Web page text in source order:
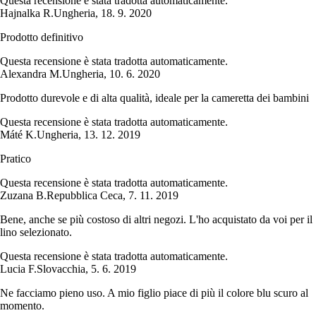
Hajnalka R.Ungheria, 18. 9. 2020
Prodotto definitivo
Questa recensione è stata tradotta automaticamente.
Alexandra M.Ungheria, 10. 6. 2020
Prodotto durevole e di alta qualità, ideale per la cameretta dei bambini
Questa recensione è stata tradotta automaticamente.
Máté K.Ungheria, 13. 12. 2019
Pratico
Questa recensione è stata tradotta automaticamente.
Zuzana B.Repubblica Ceca, 7. 11. 2019
Bene, anche se più costoso di altri negozi. L'ho acquistato da voi per il
lino selezionato.
Questa recensione è stata tradotta automaticamente.
Lucia F.Slovacchia, 5. 6. 2019
Ne facciamo pieno uso. A mio figlio piace di più il colore blu scuro al
momento.